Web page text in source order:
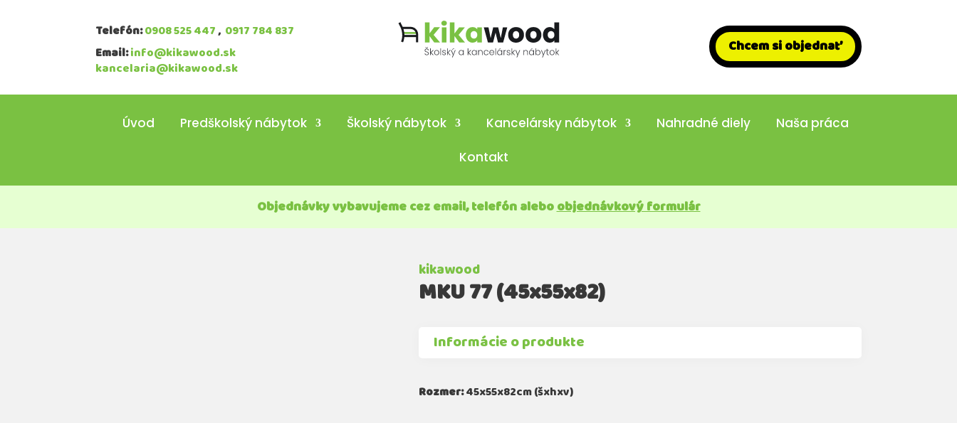
Telefón:0908 525 447, 0917 784 837
Email:info@kikawood.sk
kancelaria@kikawood.sk
Chcem si objednať
Úvod Predškolský nábytok Školský nábytok Kancelársky nábytok Nahradné diely
Naša práca
Kontakt
Objednávky vybavujeme cez email, telefón aleboobjednávkový formulár
kikawood
MKU 77 (45x55x82)
Informácie o produkte
Rozmer:45x55x82cm (šxhxv)